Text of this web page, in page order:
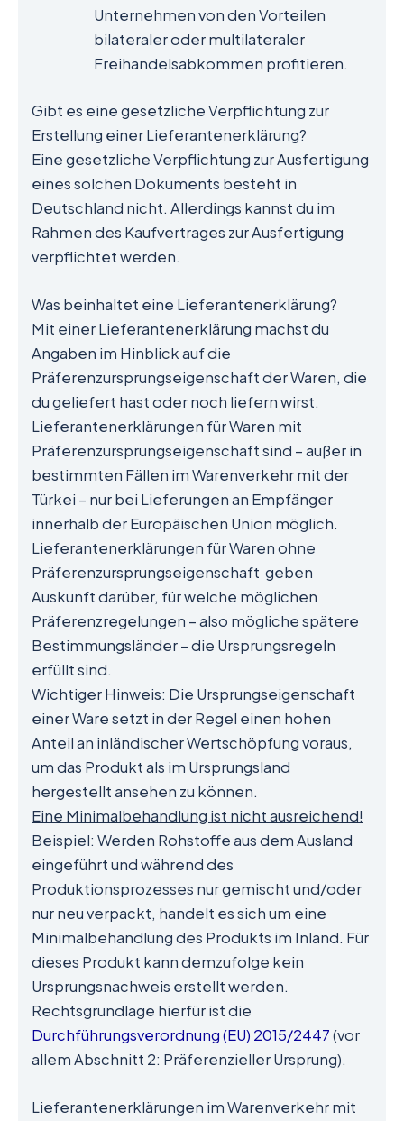
Unternehmen von den Vorteilen
bilateraler oder multilateraler
Freihandelsabkommen profitieren.
Gibt es eine gesetzliche Verpflichtung zur
Erstellung einer Lieferantenerklärung?
Eine gesetzliche Verpflichtung zur Ausfertigung
eines solchen Dokuments besteht in
Deutschland nicht. Allerdings kannst du im
Rahmen des Kaufvertrages zur Ausfertigung
verpflichtet werden.
Was beinhaltet eine Lieferantenerklärung?
Mit einer Lieferantenerklärung machst du
Angaben im Hinblick auf die
Präferenzursprungseigenschaft der Waren, die
du geliefert hast oder noch liefern wirst.
Lieferantenerklärungen für Waren mit
Präferenzursprungseigenschaft sind – außer in
bestimmten Fällen im Warenverkehr mit der
Türkei – nur bei Lieferungen an Empfänger
innerhalb der Europäischen Union möglich.
Lieferantenerklärungen für Waren ohne
Präferenzursprungseigenschaft geben
Auskunft darüber, für welche möglichen
Präferenzregelungen – also mögliche spätere
Bestimmungsländer – die Ursprungsregeln
erfüllt sind.
Wichtiger Hinweis: Die Ursprungseigenschaft
einer Ware setzt in der Regel einen hohen
Anteil an inländischer Wertschöpfung voraus,
um das Produkt als im Ursprungsland
hergestellt ansehen zu können.
Eine Minimalbehandlung ist nicht ausreichend!
Beispiel: Werden Rohstoffe aus dem Ausland
eingeführt und während des
Produktionsprozesses nur gemischt und/oder
nur neu verpackt, handelt es sich um eine
Minimalbehandlung des Produkts im Inland. Für
dieses Produkt kann demzufolge kein
Ursprungsnachweis erstellt werden.
Rechtsgrundlage hierfür ist die
Durchführungsverordnung (EU) 2015/2447(vor
allem Abschnitt 2: Präferenzieller Ursprung).
Lieferantenerklärungen im Warenverkehr mit